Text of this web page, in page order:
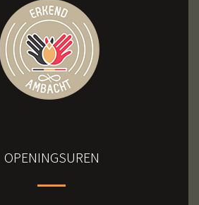
OPENINGSUREN